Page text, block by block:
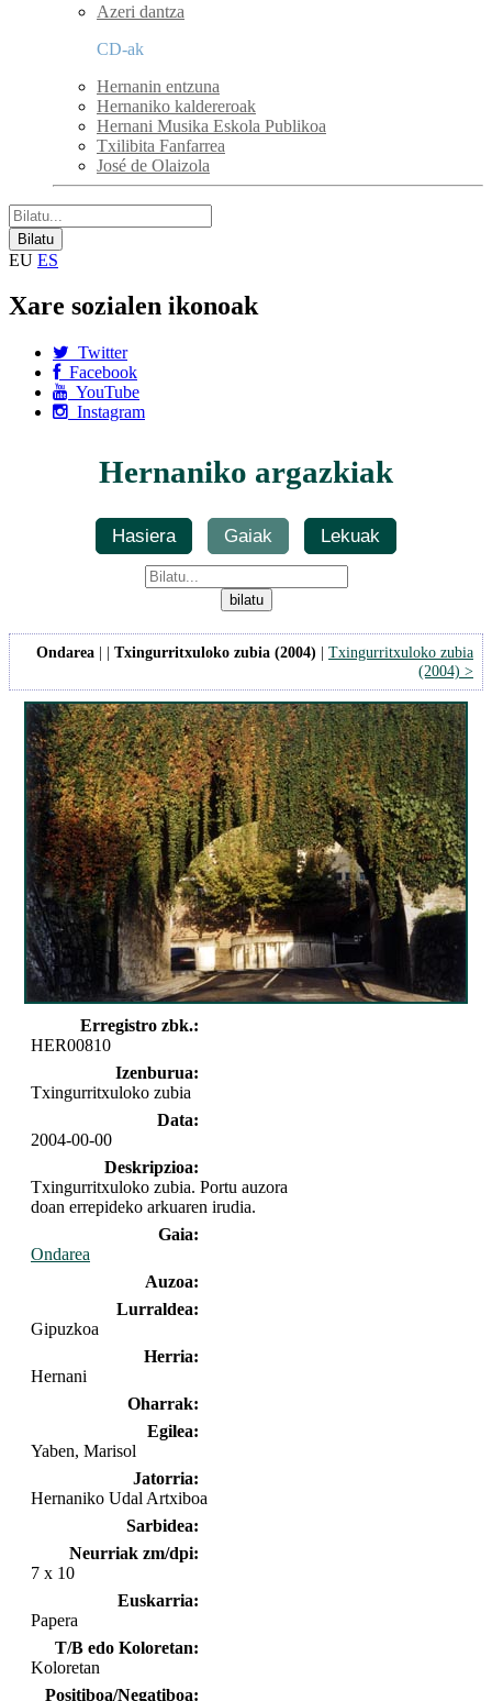
Azeri dantza
CD-ak
Hernanin entzuna
Hernaniko kaldereroak
Hernani Musika Eskola Publikoa
Txilibita Fanfarrea
José de Olaizola
EU ES
Xare sozialen ikonoak
Twitter
Facebook
YouTube
Instagram
Hernaniko argazkiak
Hasiera Gaiak Lekuak
Ondarea | | Txingurritxuloko zubia (2004) | Txingurritxuloko zubia
(2004) >
Erregistro zbk.:
HER00810
Izenburua:
Txingurritxuloko zubia
Data:
2004-00-00
Deskripzioa:
Txingurritxuloko zubia. Portu auzora
doan errepideko arkuaren irudia.
Gaia:
Ondarea
Auzoa:
Lurraldea:
Gipuzkoa
Herria:
Hernani
Oharrak:
Egilea:
Yaben, Marisol
Jatorria:
Hernaniko Udal Artxiboa
Sarbidea:
Neurriak zm/dpi:
7 x 10
Euskarria:
Papera
T/B edo Koloretan:
Koloretan
Positiboa/Negatiboa: